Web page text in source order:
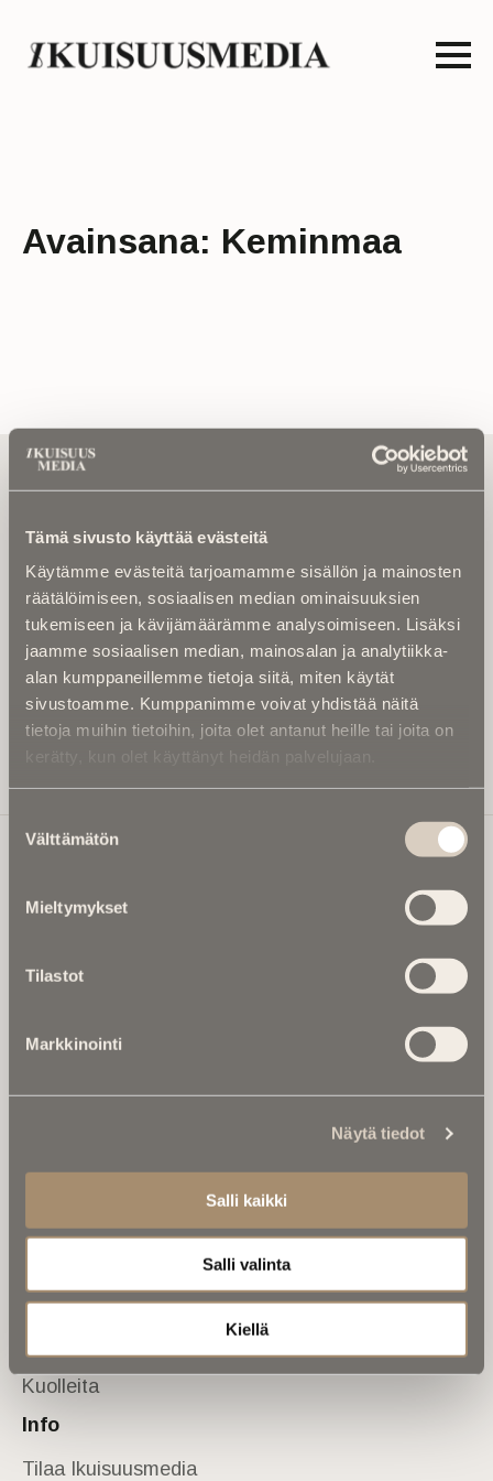
Tämä sivusto käyttää evästeitä
Käytämme evästeitä tarjoamamme sisällön ja mainosten
räätälöimiseen, sosiaalisen median ominaisuuksien
tukemiseen ja kävijämäärämme analysoimiseen. Lisäksi
jaamme sosiaalisen median, mainosalan ja analytiikka-
alan kumppaneillemme tietoja siitä, miten käytät
sivustoamme. Kumppanimme voivat yhdistää näitä
tietoja muihin tietoihin, joita olet antanut heille tai joita on
kerätty, kun olet käyttänyt heidän palvelujaan.
valinta
Välttämätön
Mieltymykset
Tilastot
Markkinointi
Näytä tiedot
Salli kaikki
Salli valinta
Kiellä
Avainsana: Keminmaa
Tilaa uutiskirje - Pääset heti parhaiden
artikkelien pariin!
Kirjoita alle sähköpostiosoitteesi niin saat kaksi kertaa
etteivät kiinnostavat artikkelit jää huomaamatta.
Uutiskirje on maksuton eikä se velvoita mihinkään.
Kirjoita tähän sähköpostiosoite, johon haluat uutiskirjeen
tulevan:
Tilaa Uutiskirje
Ikuisuusmedia
valtakunnallinen mediabrändi. Julkaisemme uusimmat
kuolinuutiset ja kuolintiedot.
Anna palautetta
Muistokirjoituksia
Kuolema koskettaa
Asiantuntijoilta
Kuolleita
Info
Tilaa Ikuisuusmedia